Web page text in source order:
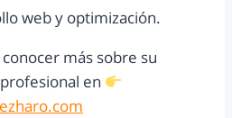
web y optimización.
más sobre su
en